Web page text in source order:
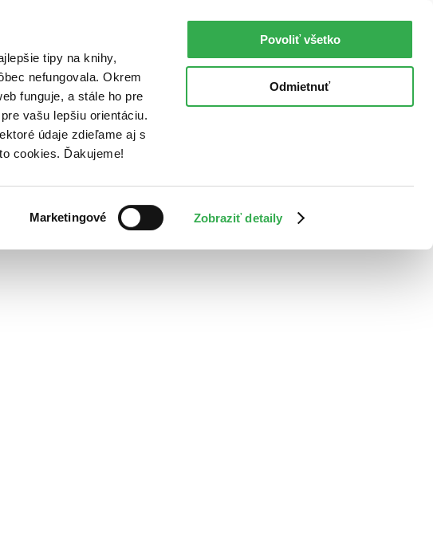
tipy na knihy,
nefungovala. Okrem
funguje, a stále ho pre
vašu lepšiu orientáciu.
údaje zdieľame aj s
cookies. Ďakujeme!
Marketingové Zobraziť detaily
Povoliť všetko
Odmietnuť